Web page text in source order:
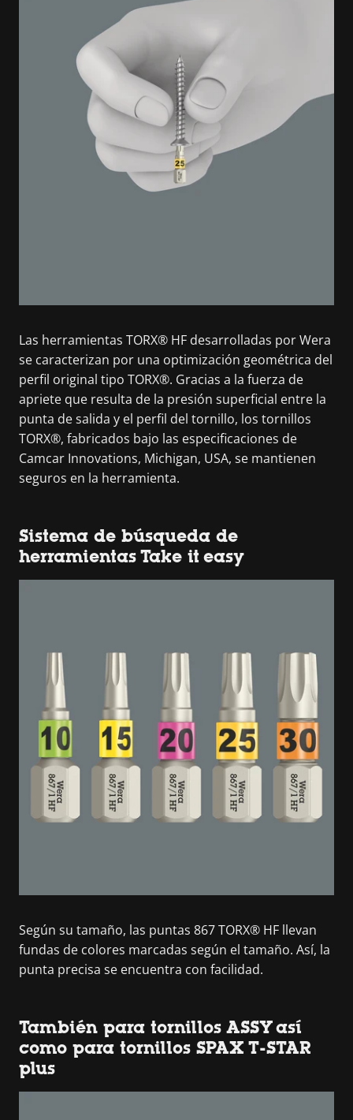
Las herramientas TORX® HF desarrolladas por Wera
se caracterizan por una optimización geométrica del
perfil original tipo TORX®. Gracias a la fuerza de
apriete que resulta de la presión superficial entre la
punta de salida y el perfil del tornillo, los tornillos
TORX®, fabricados bajo las especificaciones de
Camcar Innovations, Michigan, USA, se mantienen
seguros en la herramienta.
Sistema de búsqueda de
herramientas Take it easy
Según su tamaño, las puntas 867 TORX® HF llevan
fundas de colores marcadas según el tamaño. Así, la
punta precisa se encuentra con facilidad.
También para tornillos ASSY así
como para tornillos SPAX T-STAR
plus